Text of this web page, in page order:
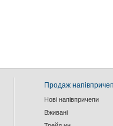
Продаж
Нові напівпричепи
Вживанi